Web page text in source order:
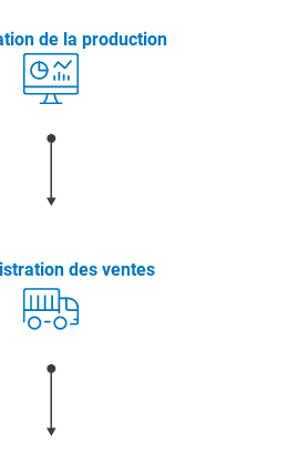
de la production
des ventes